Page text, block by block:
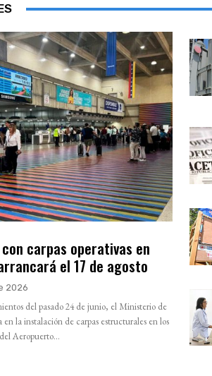
carpas operativas en
el 17 de agosto
2026
del pasado 24 de junio, el Ministerio de
en la instalación de carpas estructurales en los
Aeropuerto...